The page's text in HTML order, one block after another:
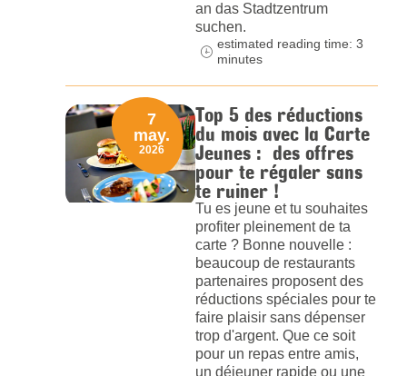
an das Stadtzentrum
suchen.
estimated reading time: 3
minutes
Top 5 des réductions
du mois avec la Carte
Jeunes : des offres
pour te régaler sans
te ruiner !
Tu es jeune et tu souhaites
profiter pleinement de ta
carte ? Bonne nouvelle :
beaucoup de restaurants
partenaires proposent des
réductions spéciales pour te
faire plaisir sans dépenser
trop d'argent. Que ce soit
pour un repas entre amis,
un déjeuner rapide ou une
7
may.
2026